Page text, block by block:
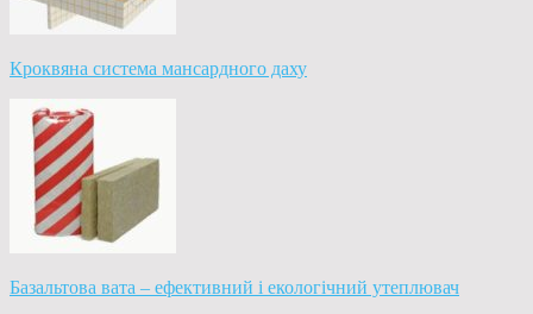
Кроквяна система мансардного даху
Базальтова вата – ефективний і екологічний утеплювач